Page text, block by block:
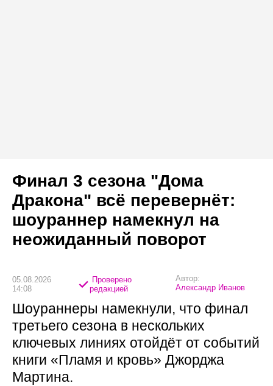
Финал 3 сезона "Дома
Дракона" всё перевернёт:
шоураннер намекнул на
неожиданный поворот
05.08.2026
14:08
Проверено
редакцией
Автор:
Александр Иванов
Шоураннеры намекнули, что финал
третьего сезона в нескольких
ключевых линиях отойдёт от событий
книги «Пламя и кровь» Джорджа
Мартина.